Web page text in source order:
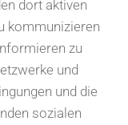
dort aktiven
kommunizieren
zu
und
und die
sozialen